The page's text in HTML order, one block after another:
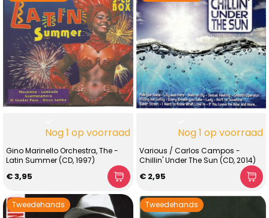
Nog 1 op voorraad
Gino Marinello Orchestra, The -
Latin Summer (CD, 1997)
€ 3,95
Nog 1 op voorraad
Various / Carlos Campos -
Chillin' Under The Sun (CD, 2014)
€ 2,95
Tweedehands Tweedehands